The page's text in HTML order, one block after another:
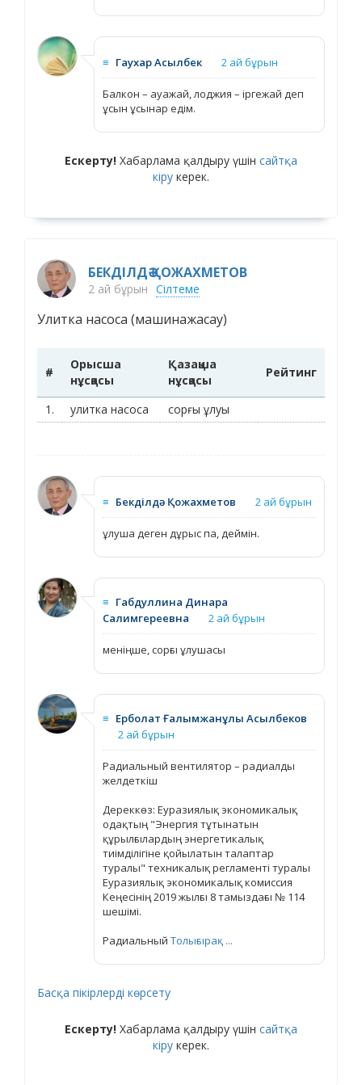
≡ Гаухар Асылбек 2 ай бұрын
Балкон – ауажай, лоджия – іргежай деп
ұсын ұсынар едім.
Ескерту! Хабарлама қалдыру үшін сайтқа
кіру керек.
БЕКДІЛДӘ ҚОЖАХМЕТОВ
2 ай бұрын Сілтеме
Улитка насоса (машинажасау)
#
Орысша
нұсқасы
Қазақша
нұсқасы
Рейтинг
1. улитка насоса сорғы ұлуы
≡ Бекділдә Қожахметов 2 ай бұрын
ұлуша деген дұрыс па, деймін.
≡ Габдуллина Динара
Салимгереевна
2 ай бұрын
меніңше, сорғы ұлушасы
≡ Ерболат Ғалымжанұлы Асылбеков
2 ай бұрын
Радиальный вентилятор – радиалды
желдеткіш
Дереккөз: Еуразиялық экономикалық
одақтың "Энергия тұтынатын
құрылғылардың энергетикалық
тиімділігіне қойылатын талаптар
туралы" техникалық регламенті туралы
Еуразиялық экономикалық комиссия
Кеңесінің 2019 жылғы 8 тамыздағы № 114
шешімі.
Радиальный Толығырақ ...
Басқа пікірлерді көрсету
Ескерту! Хабарлама қалдыру үшін сайтқа
кіру керек.